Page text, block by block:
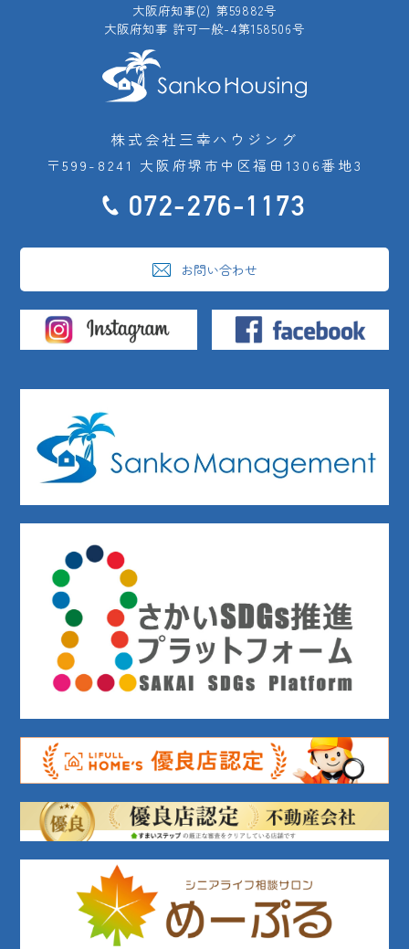
大阪府知事(2) 第59882号
大阪府知事 許可一般-4第158506号
株式会社三幸ハウジング
〒599-8241 大阪府堺市中区福田1306番地3
072-276-1173
お問い合わせ